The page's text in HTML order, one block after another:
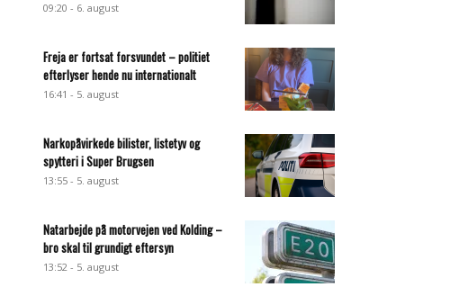
09:20 - 6. august
Freja er fortsat forsvundet – politiet
efterlyser hende nu internationalt
16:41 - 5. august
Narkopåvirkede bilister, listetyv og
spytteri i Super Brugsen
13:55 - 5. august
Natarbejde på motorvejen ved Kolding –
bro skal til grundigt eftersyn
13:52 - 5. august